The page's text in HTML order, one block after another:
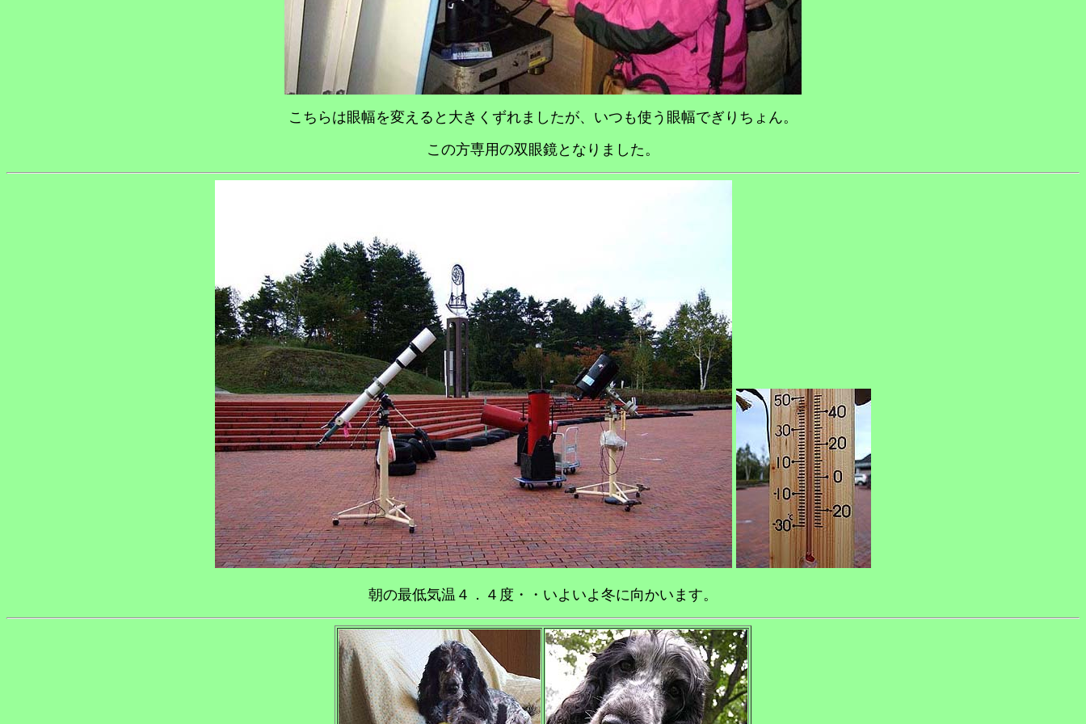
こちらは眼幅を変えると大きくずれましたが、いつも使う眼幅でぎりちょん。
この方専用の双眼鏡となりました。
朝の最低気温４．４度・・いよいよ冬に向かいます。